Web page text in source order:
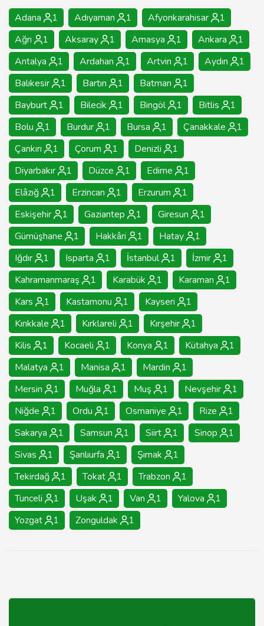
Adana 1 Adıyaman 1 Afyonkarahisar
1
Ağrı
1 Aksaray 1 Amasya 1 Ankara
1
Antalya
1 Ardahan 1 Artvin 1 Aydın
1
Balıkesir
1 Bartın 1 Batman
1
Bayburt
1 Bilecik 1 Bingöl 1 Bitlis
1
Bolu
1 Burdur 1 Bursa 1 Çanakkale
1
Çankırı
1 Çorum 1 Denizli
1
Diyarbakır
1 Düzce 1 Edirne
1
Elâzığ
1 Erzincan 1 Erzurum
1
Eskişehir
1 Gaziantep 1 Giresun
1
Gümüşhane
1 Hakkâri 1 Hatay
1
Iğdır
1 Isparta 1 İstanbul 1 İzmir
1
Kahramanmaraş
1 Karabük 1 Karaman
1
Kars
1 Kastamonu 1 Kayseri
1
Kırıkkale
1 Kırklareli 1 Kırşehir
1
Kilis
1 Kocaeli 1 Konya 1 Kütahya
1
Malatya
1 Manisa 1 Mardin
1
Mersin
1 Muğla 1 Muş 1 Nevşehir
1
Niğde
1 Ordu 1 Osmaniye 1 Rize
1
Sakarya
1 Samsun 1 Siirt 1 Sinop
1
Sivas
1 Şanlıurfa 1 Şırnak
1
Tekirdağ
1 Tokat 1 Trabzon
1
Tunceli
1 Uşak 1 Van 1 Yalova
1
Yozgat
1 Zonguldak 1